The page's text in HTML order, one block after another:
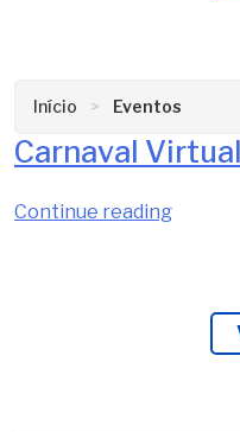
Início Eventos
Carnaval
Continue reading
Nova
Vida”